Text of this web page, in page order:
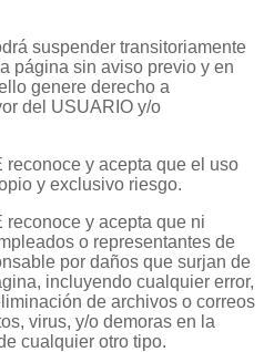
suspender transitoriamente
página sin aviso previo y en
genere derecho a
del USUARIO y/o
y acepta que el uso
y exclusivo riesgo.
reconoce y acepta que ni
o representantes de
por daños que surjan de
incluyendo cualquier error,
de archivos o correos
virus, y/o demoras en la
cualquier otro tipo.